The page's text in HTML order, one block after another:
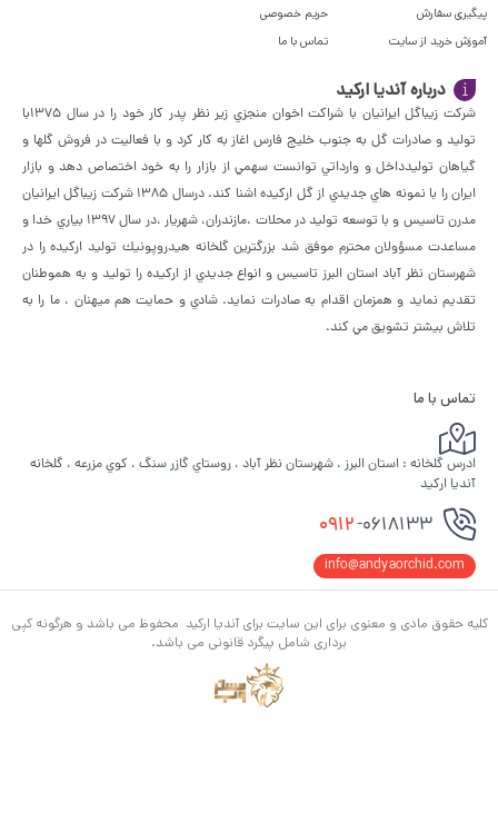
پیگیری سفارش
آموزش خرید از سایت
حریم خصوصی
تماس با ما
درباره آندیا ارکید
شركت زيباگل ايرانيان با شراكت اخوان منجزي زير نظر پدر كار خود را در سال ١٣٧٥با
توليد و صادرات گل به جنوب خليج فارس اغاز به كار كرد و با فعاليت در فروش گلها و
گياهان توليدداخل و وارداتي توانست سهمي از بازار را به خود اختصاص دهد و بازار
ايران را با نمونه هاي جديدي از گل اركيده اشنا كند. درسال ١٣٨٥ شركت زيباگل ايرانيان
مدرن تاسيس و با توسعه توليد در محلات ،مازندران، شهريار ،در سال ١٣٩٧ بياري خدا و
مساعدت مسؤولان محترم موفق شد بزرگترين گلخانه هيدروپونيك توليد اركيده را در
شهرستان نظر آباد استان البرز تاسيس و انواع جديدي از اركيده را توليد و به هموطنان
تقديم نمايد و همزمان اقدام به صادرات نمايد. شادي و حمايت هم ميهنان ، ما را به
تلاش بيشتر تشويق مي كند.
تماس با ما
ادرس گلخانه : استان البرز ، شهرستان نظر آباد ، روستاي گازر سنگ ، كوي مزرعه ، گلخانه
آنديا اركيد
0912-0618133
info@andyaorchid.com
کلیه حقوق مادی و معنوی برای این سایت برای آندیا ارکید محفوظ می باشد و هرگونه کپی
برداری شامل پیگرد قانونی می باشد.